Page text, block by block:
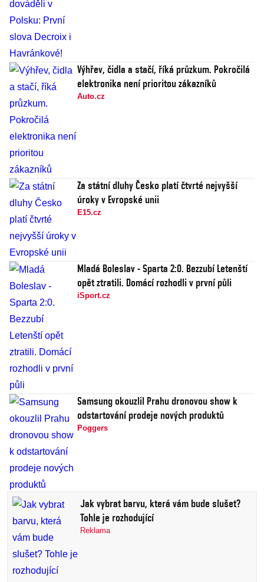
Výhřev, čidla a stačí, říká průzkum. Pokročilá
elektronika není prioritou zákazníků
Auto.cz
Za státní dluhy Česko platí čtvrté nejvyšší
úroky v Evropské unii
E15.cz
Mladá Boleslav - Sparta 2:0. Bezzubí Letenští
opět ztratili. Domácí rozhodli v první půli
iSport.cz
Samsung okouzlil Prahu dronovou show k
odstartování prodeje nových produktů
Poggers
Jak vybrat barvu, která vám bude slušet?
Tohle je rozhodující
Reklama